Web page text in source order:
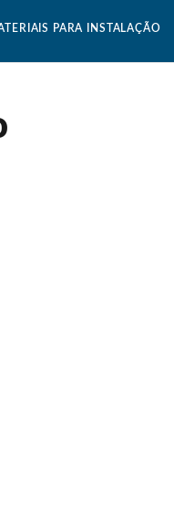
PARA INSTALAÇÃO